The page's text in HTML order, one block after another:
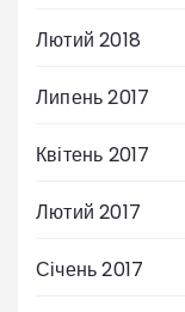
Лютий 2018
Липень 2017
Квітень 2017
Лютий 2017
Січень 2017